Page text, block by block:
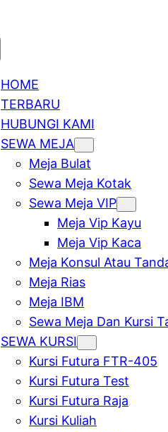
HOME
TERBARU
HUBUNGI KAMI
SEWA MEJA
Meja Bulat
Sewa Meja Kotak
Sewa Meja VIP
Meja Vip Kayu
Meja Vip Kaca
Meja Konsul Atau
Meja Rias
Meja IBM
Sewa Meja Dan Kursi
SEWA KURSI
Kursi Futura FTR-405
Kursi Futura Test
Kursi Futura Raja
Kursi Kuliah